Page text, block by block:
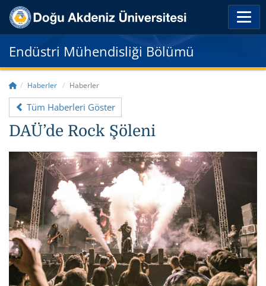
Endüstri Mühendisliği Bölümü
Haberler Haberler
Tüm Haberleri Göster
DAÜ’de Rock Şöleni